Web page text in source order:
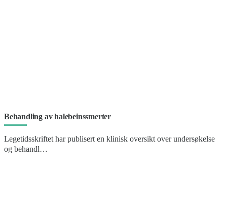
Behandling av halebeinssmerter
Legetidsskriftet har publisert en klinisk oversikt over undersøkelse
og behandl…